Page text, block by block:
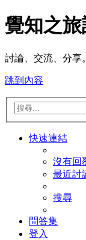
覺知之
討論、交流、分享
跳到內容
快速連結
沒有回
最近討
搜尋
問答集
登入